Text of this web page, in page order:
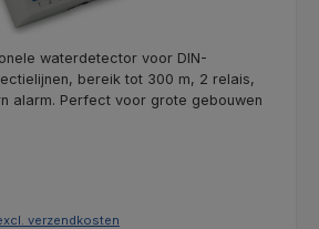
waterdetector voor DIN-
bereik tot 300 m, 2 relais,
alarm. Perfect voor grote gebouwen
verzendkosten